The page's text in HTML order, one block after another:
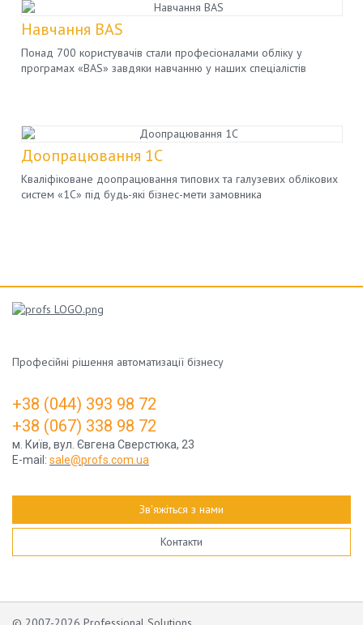
Навчання BAS
Понад 700 користувачів стали професіоналами обліку у
програмах «BAS» завдяки навчанню у наших спеціалістів
Доопрацювання 1C
Кваліфіковане доопрацювання типових та галузевих облікових
систем «1С» під будь-які бізнес-мети замовника
Професійні рішення автоматизації бізнесу
+38 (044) 393 98 72
+38 (067) 338 98 72
м. Київ, вул. Євгена Сверстюка, 23
E-mail: sale@profs.com.ua
Зв'яжіться з нами
Контакти